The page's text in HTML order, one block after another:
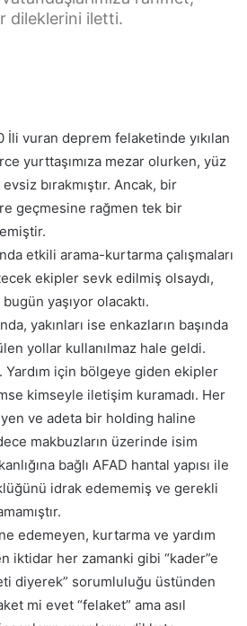
dileklerini iletti.
İli vuran deprem felaketinde yıkılan
yurttaşımıza mezar olurken, yüz
bırakmıştır. Ancak, bir
geçmesine rağmen tek bir
etkili arama-kurtarma çalışmaları
ekipler sevk edilmiş olsaydı,
yaşıyor olacaktı.
yakınları ise enkazların başında
yollar kullanılmaz hale geldi.
Yardım için bölgeye giden ekipler
kimseyle iletişim kuramadı. Her
ve adeta bir holding haline
makbuzların üzerinde isim
bağlı AFAD hantal yapısı ile
idrak edememiş ve gerekli
edemeyen, kurtarma ve yardım
iktidar her zamanki gibi “kader”e
diyerek” sorumluluğu üstünden
mi evet “felaket” ama asıl